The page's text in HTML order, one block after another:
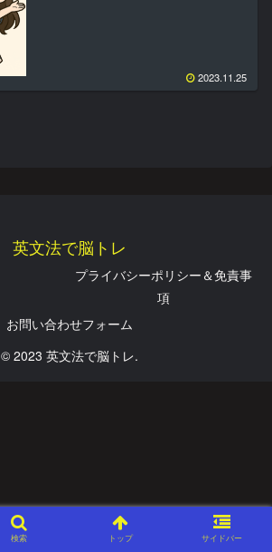
2023.11.25
英文法で脳トレ
プライバシーポリシー＆免責事
項
お問い合わせフォーム
© 2023 英文法で脳トレ.
検索 トップ サイドバー